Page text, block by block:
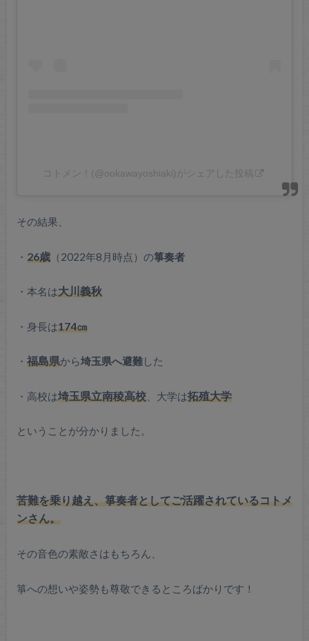
コトメン！(@ookawayoshiaki)がシェアした投稿
その結果、
・ 26歳（2022年8月時点）の箏奏者
・本名は大川義秋
・身長は174㎝
・ 福島県から埼玉県へ避難した
・高校は埼玉県立南稜高校、大学は拓殖大学
ということが分かりました。
苦難を乗り越え、箏奏者としてご活躍されているコトメ
ンさん。
その音色の素敵さはもちろん、
箏への想いや姿勢も尊敬できるところばかりです！